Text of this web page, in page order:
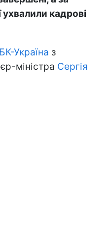
ухвалили кадрові
Україна з
міністра Сергія